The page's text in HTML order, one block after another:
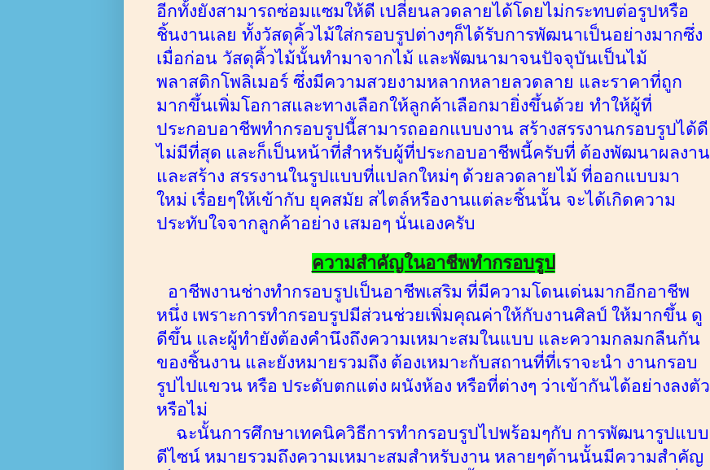
อีกทั้งยังสามารถซ่อมแซมให้ดี เปลี่ยนลวดลายได้โดยไม่กระทบต่อรูปหรือ
ชิ้นงานเลย ทั้งวัสดุคิ้วไม้ใส่กรอบรูปต่างๆก็ได้รับการพัฒนาเป็นอย่างมากซึ่ง
เมื่อก่อน วัสดุคิ้วไม้นั้นทำมาจากไม้ และพัฒนามาจนปัจจุบันเป็นไม้
พลาสติกโพลิเมอร์ ซึ่งมีความสวยงามหลากหลายลวดลาย และราคาที่ถูก
มากขึ้นเพิ่มโอกาสและทางเลือกให้ลูกค้าเลือกมายิ่งขึ้นด้วย ทำให้ผู้ที่
ประกอบอาชีพทำกรอบรูปนี้สามารถออกแบบงาน สร้างสรรงานกรอบรูปได้ดี
ไม่มีที่สุด และก็เป็นหน้าที่สำหรับผู้ที่ประกอบอาชีพนี้ครับที่ ต้องพัฒนาผลงาน
และสร้าง สรรงานในรูปแบบที่แปลกใหม่ๆ ด้วยลวดลายไม้ ที่ออกแบบมา
ใหม่ เรื่อยๆให้เข้ากับ ยุคสมัย สไตล์หรืองานแต่ละชิ้นนั้น จะได้เกิดความ
ประทับใจจากลูกค้าอย่าง เสมอๆ นั่นเองครับ
ความสำคัญในอาชีพทำกรอบรูป
อาชีพงานช่างทำกรอบรูปเป็นอาชีพเสริม ที่มีความโดนเด่นมากอีกอาชีพ
หนึ่ง เพราะการทำกรอบรูปมีส่วนช่วยเพิ่มคุณค่าให้กับงานศิลป์ ให้มากขึ้น ดู
ดีขึ้น และผู้ทำยังต้องคำนึงถึงความเหมาะสมในแบบ และความกลมกลืนกัน
ของชิ้นงาน และยังหมายรวมถึง ต้องเหมาะกับสถานที่ที่เราจะนำ งานกรอบ
รูปไปแขวน หรือ ประดับตกแต่ง ผนังห้อง หรือที่ต่างๆ ว่าเข้ากันได้อย่างลงตัว
หรือไม่
ฉะนั้นการศึกษาเทคนิควิธีการทำกรอบรูปไปพร้อมๆกับ การพัฒนารูปแบบ
ดีไซน์ หมายรวมถึงความเหมาะสมสำหรับงาน หลายๆด้านนั้นมีความสำคัญ